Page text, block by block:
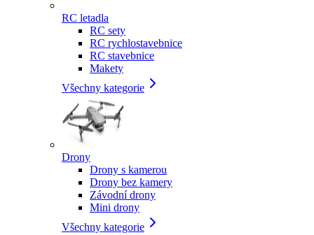
RC letadla
RC sety
RC rychlostavebnice
RC stavebnice
Makety
Všechny kategorie
Drony
Drony s kamerou
Drony bez kamery
Závodní drony
Mini drony
Všechny kategorie